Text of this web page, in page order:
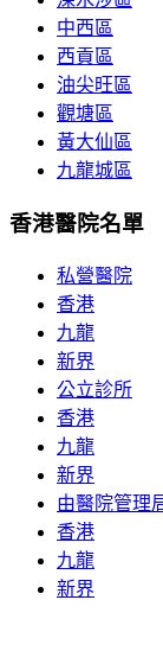
中西區
西貢區
油尖旺區
觀塘區
黃大仙區
九龍城區
香港醫院名單
私營醫院
香港
九龍
新界
公立診所
香港
九龍
新界
由醫院管理
香港
九龍
新界